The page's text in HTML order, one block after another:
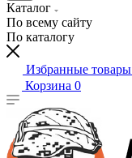
Каталог
По всему сайту
По каталогу
Избранные товары
Корзина 0